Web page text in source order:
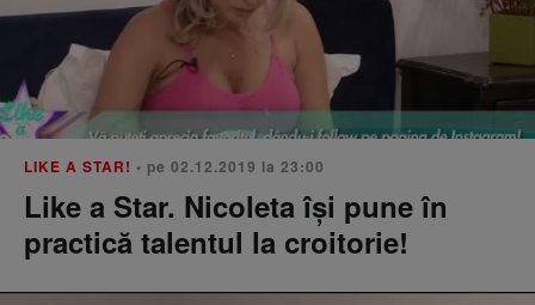
LIKE A STAR! • pe 02.12.2019 la 23:00
Like a Star. Nicoleta își pune în
practică talentul la croitorie!